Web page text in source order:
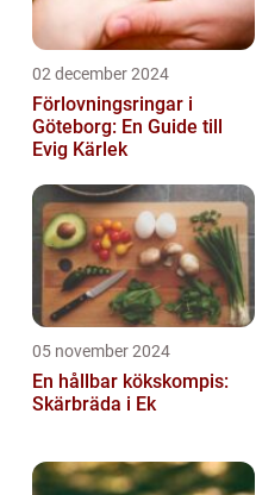
02 december 2024
Förlovningsringar i
Göteborg: En Guide till
Evig Kärlek
05 november 2024
En hållbar kökskompis:
Skärbräda i Ek